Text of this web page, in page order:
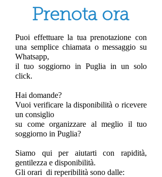
Prenota ora
Puoi effettuare la tua prenotazione con
una semplice chiamata o messaggio su
Whatsapp,
il tuo soggiorno in Puglia in un solo
click.
Hai domande?
Vuoi verificare la disponibilità o ricevere
un consiglio
su come organizzare al meglio il tuo
soggiorno in Puglia?
Siamo qui per aiutarti con rapidità,
gentilezza e disponibilità.
Gli orari di reperibilità sono dalle: